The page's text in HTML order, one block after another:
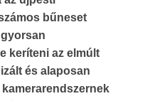
bűneset
keríteni az elmúlt
és alaposan